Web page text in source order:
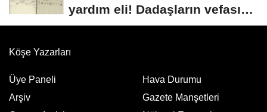
yardım eli! Dadaşların vefası
arşivlerden...
Köşe Yazarları
Üye Paneli
Arşiv
Hava Durumu
Gazete Manşetleri